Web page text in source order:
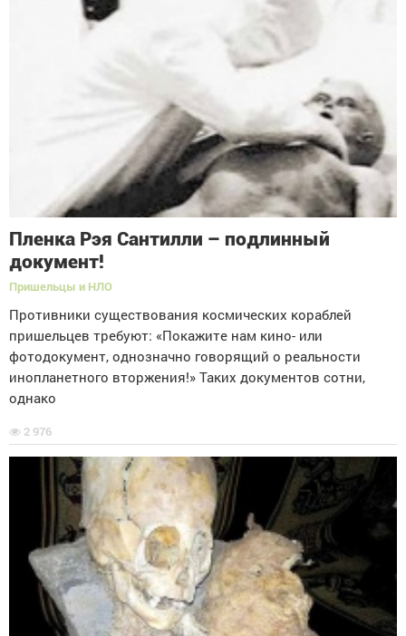
Пленка Рэя Сантилли – подлинный
документ!
Пришельцы и НЛО
Противники существования космических кораблей
пришельцев требуют: «Покажите нам кино- или
фотодокумент, однозначно говорящий о реальности
инопланетного вторжения!» Таких документов сотни,
однако
2 976